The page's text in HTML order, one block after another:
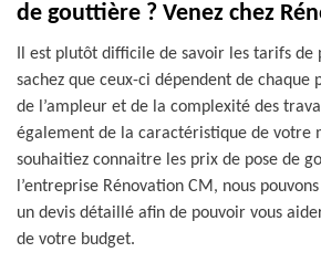
de gouttière ? Venez chez
Il est plutôt difficile de savoir les tarifs de
sachez que ceux-ci dépendent de chaque
de l’ampleur et de la complexité des
également de la caractéristique de votre
souhaitiez connaitre les prix de pose de
l’entreprise Rénovation CM, nous
un devis détaillé afin de pouvoir vous
de votre budget.